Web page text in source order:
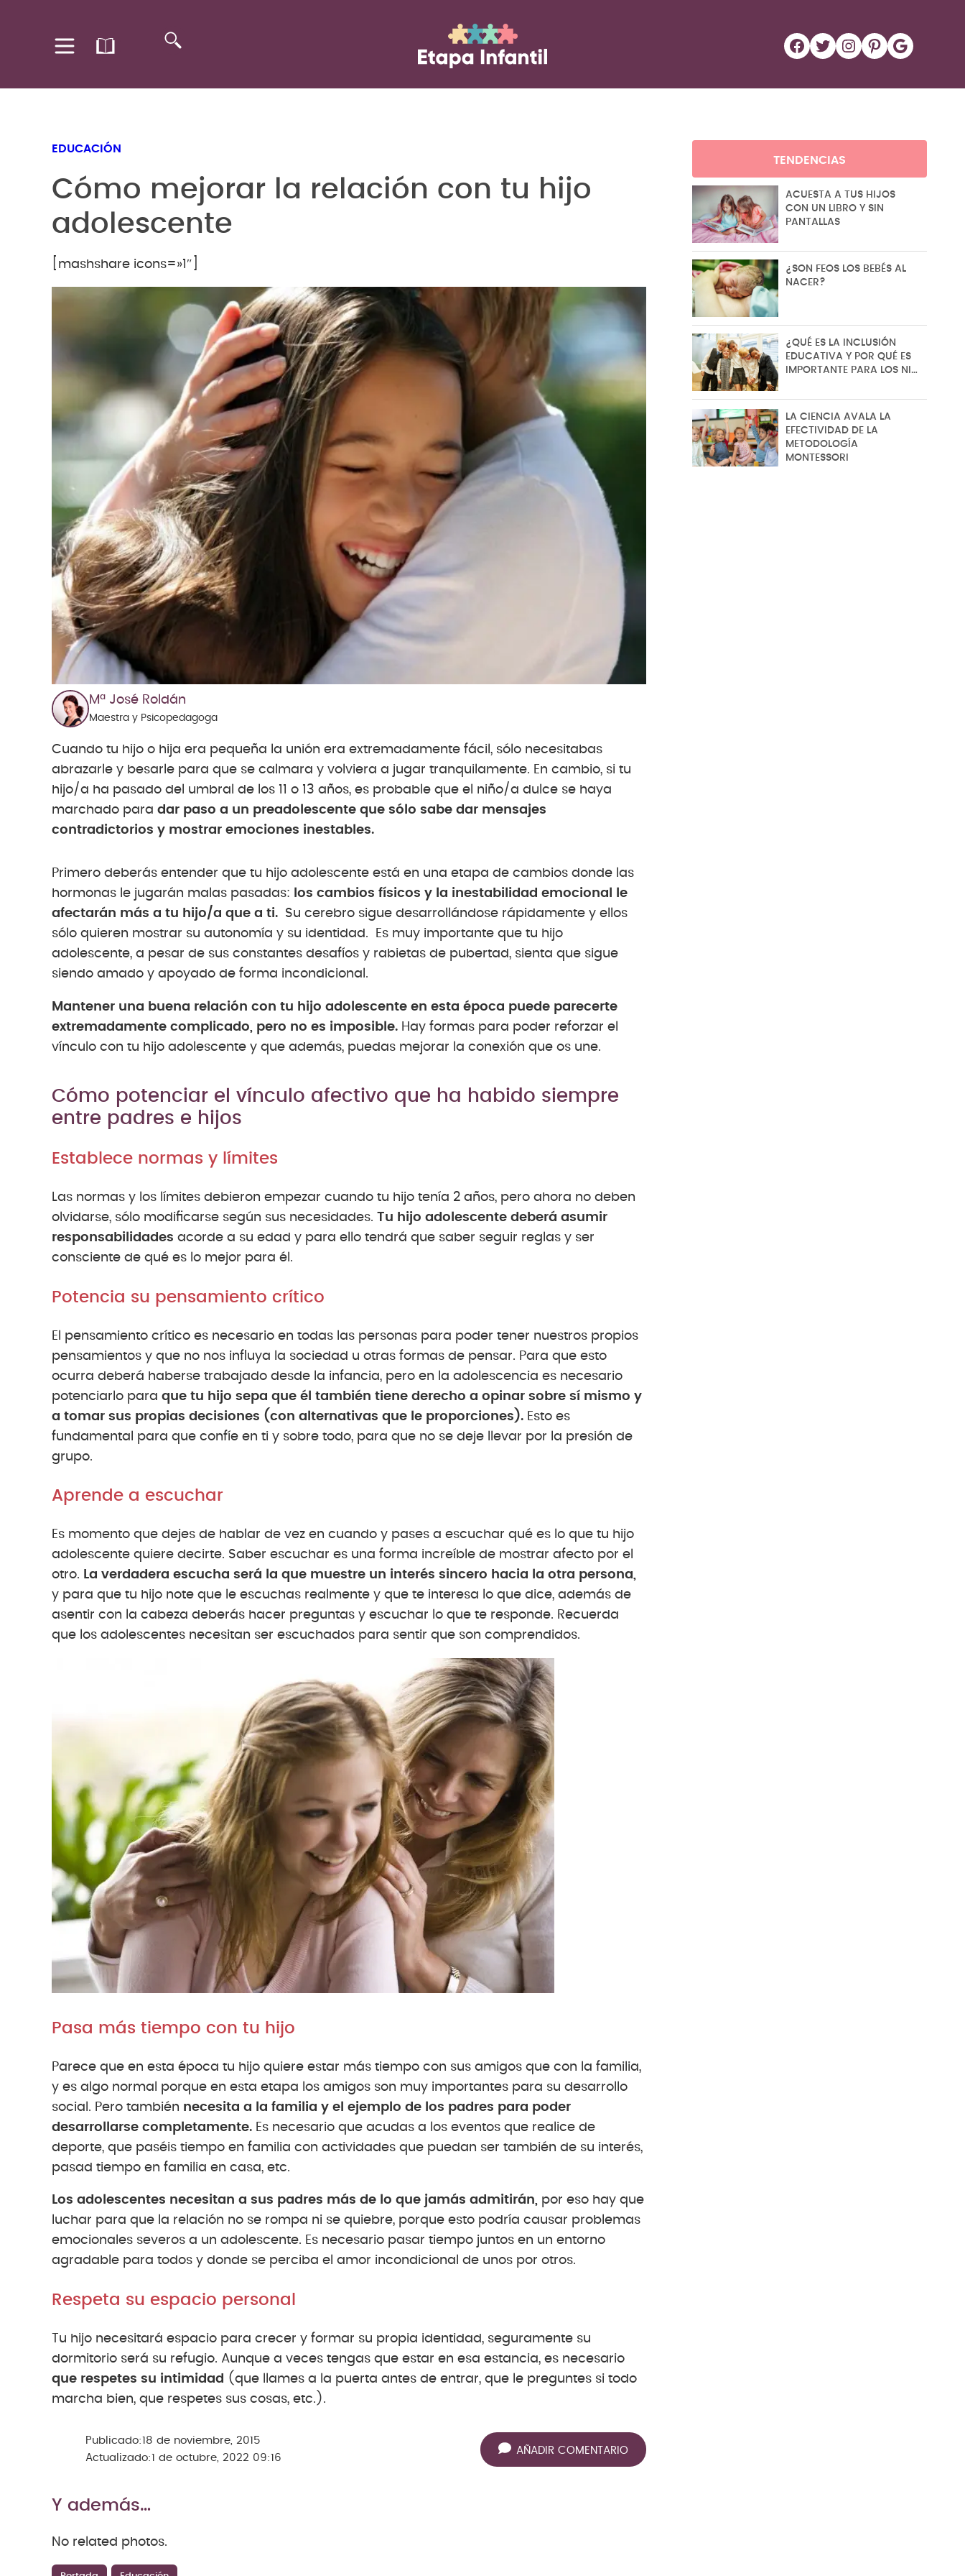
Facebook Twitter Instagram Pinterest Google
EDUCACIÓN
Cómo mejorar la relación con tu hijo
adolescente
[mashshare icons=»1″]
Mª José Roldán
Maestra y Psicopedagoga
Cuando tu hijo o hija era pequeña la unión era extremadamente fácil, sólo necesitabas
abrazarle y besarle para que se calmara y volviera a jugar tranquilamente. En cambio, si tu
hijo/a ha pasado del umbral de los 11 o 13 años, es probable que el niño/a dulce se haya
marchado para dar paso a un preadolescente que sólo sabe dar mensajes
contradictorios y mostrar emociones inestables.
Primero deberás entender que tu hijo adolescente está en una etapa de cambios donde las
hormonas le jugarán malas pasadas: los cambios físicos y la inestabilidad emocional le
afectarán más a tu hijo/a que a ti. Su cerebro sigue desarrollándose rápidamente y ellos
sólo quieren mostrar su autonomía y su identidad. Es muy importante que tu hijo
adolescente, a pesar de sus constantes desafíos y rabietas de pubertad, sienta que sigue
siendo amado y apoyado de forma incondicional.
Mantener una buena relación con tu hijo adolescente en esta época puede parecerte
extremadamente complicado, pero no es imposible. Hay formas para poder reforzar el
vínculo con tu hijo adolescente y que además, puedas mejorar la conexión que os une.
Cómo potenciar el vínculo afectivo que ha habido siempre
entre padres e hijos
Establece normas y límites
Las normas y los límites debieron empezar cuando tu hijo tenía 2 años, pero ahora no deben
olvidarse, sólo modificarse según sus necesidades.
Tu hijo adolescente deberá asumir
responsabilidades acorde a su edad y para ello tendrá que saber seguir reglas y ser
consciente de qué es lo mejor para él.
Potencia su pensamiento crítico
El pensamiento crítico es necesario en todas las personas para poder tener nuestros propios
pensamientos y que no nos influya la sociedad u otras formas de pensar. Para que esto
ocurra deberá haberse trabajado desde la infancia, pero en la adolescencia es necesario
potenciarlo para que tu hijo sepa que él también tiene derecho a opinar sobre sí mismo y
a tomar sus propias decisiones (con alternativas que le proporciones). Esto es
fundamental para que confíe en ti y sobre todo, para que no se deje llevar por la presión de
grupo.
Aprende a escuchar
Es momento que dejes de hablar de vez en cuando y pases a escuchar qué es lo que tu hijo
adolescente quiere decirte. Saber escuchar es una forma increíble de mostrar afecto por el
otro. La verdadera escucha será la que muestre un interés sincero hacia la otra persona,
y para que tu hijo note que le escuchas realmente y que te interesa lo que dice, además de
asentir con la cabeza deberás hacer preguntas y escuchar lo que te responde. Recuerda
que los adolescentes necesitan ser escuchados para sentir que son comprendidos.
Pasa más tiempo con tu hijo
Parece que en esta época tu hijo quiere estar más tiempo con sus amigos que con la familia,
y es algo normal porque en esta etapa los amigos son muy importantes para su desarrollo
social. Pero también necesita a la familia y el ejemplo de los padres para poder
desarrollarse completamente. Es necesario que acudas a los eventos que realice de
deporte, que paséis tiempo en familia con actividades que puedan ser también de su interés,
pasad tiempo en familia en casa, etc.
Los adolescentes necesitan a sus padres más de lo que jamás admitirán, por eso hay que
luchar para que la relación no se rompa ni se quiebre, porque esto podría causar problemas
emocionales severos a un adolescente. Es necesario pasar tiempo juntos en un entorno
agradable para todos y donde se perciba el amor incondicional de unos por otros.
Respeta su espacio personal
Tu hijo necesitará espacio para crecer y formar su propia identidad, seguramente su
dormitorio será su refugio. Aunque a veces tengas que estar en esa estancia, es necesario
que respetes su intimidad (que llames a la puerta antes de entrar, que le preguntes si todo
marcha bien, que respetes sus cosas, etc.).
Publicado:18 de noviembre, 2015
Actualizado:1 de octubre, 2022 09:16
AÑADIR COMENTARIO
Y además…
No related photos.
TENDENCIAS
ACUESTA A TUS HIJOS
CON UN LIBRO Y SIN
PANTALLAS
¿SON FEOS LOS BEBÉS AL
NACER?
¿QUÉ ES LA INCLUSIÓN
EDUCATIVA Y POR QUÉ ES
IMPORTANTE PARA LOS NI…
LA CIENCIA AVALA LA
EFECTIVIDAD DE LA
METODOLOGÍA
MONTESSORI